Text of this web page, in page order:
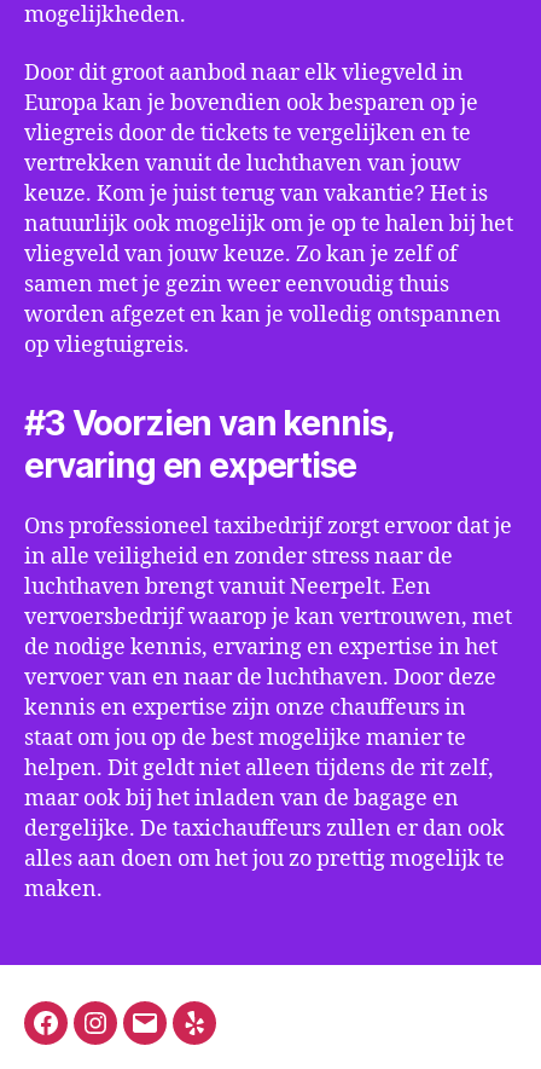
mogelijkheden.
Door dit groot aanbod naar elk vliegveld in
Europa kan je bovendien ook besparen op je
vliegreis door de tickets te vergelijken en te
vertrekken vanuit de luchthaven van jouw
keuze. Kom je juist terug van vakantie? Het is
natuurlijk ook mogelijk om je op te halen bij het
vliegveld van jouw keuze. Zo kan je zelf of
samen met je gezin weer eenvoudig thuis
worden afgezet en kan je volledig ontspannen
op vliegtuigreis.
#3 Voorzien van kennis,
ervaring en expertise
Ons professioneel taxibedrijf zorgt ervoor dat je
in alle veiligheid en zonder stress naar de
luchthaven brengt vanuit Neerpelt. Een
vervoersbedrijf waarop je kan vertrouwen, met
de nodige kennis, ervaring en expertise in het
vervoer van en naar de luchthaven. Door deze
kennis en expertise zijn onze chauffeurs in
staat om jou op de best mogelijke manier te
helpen. Dit geldt niet alleen tijdens de rit zelf,
maar ook bij het inladen van de bagage en
dergelijke. De taxichauffeurs zullen er dan ook
alles aan doen om het jou zo prettig mogelijk te
maken.
FacebookInstagram
E-
Yelp